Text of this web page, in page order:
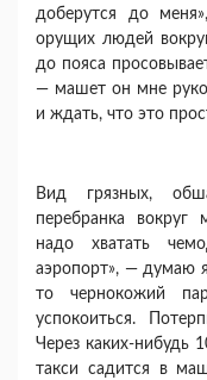
доберутся до
орущих людей
до пояса
— машет он мне
и ждать, что это
Вид грязных,
перебранка вокруг
надо хватать
аэропорт», — думаю
то чернокожий
успокоиться.
Через каких-нибудь
такси садится в